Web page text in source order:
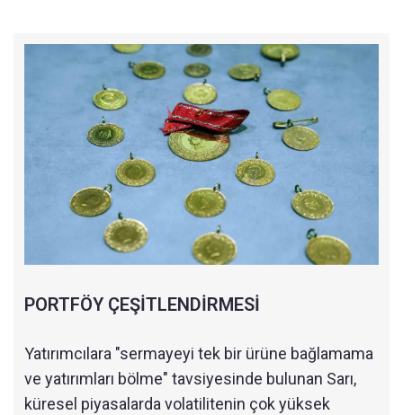
PORTFÖY ÇEŞİTLENDİRMESİ
Yatırımcılara "sermayeyi tek bir ürüne bağlamama
ve yatırımları bölme" tavsiyesinde bulunan Sarı,
küresel piyasalarda volatilitenin çok yüksek